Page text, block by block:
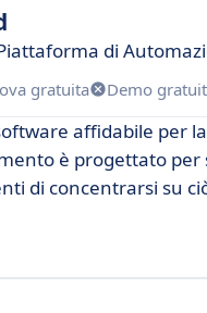
di
gratuita Demo
affidabile per
è progettato
di concentrarsi su